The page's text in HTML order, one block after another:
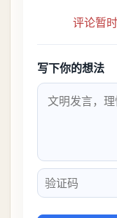
评论暂
写下你的想法
验证码